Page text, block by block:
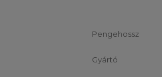
Pengehossz
Gyártó